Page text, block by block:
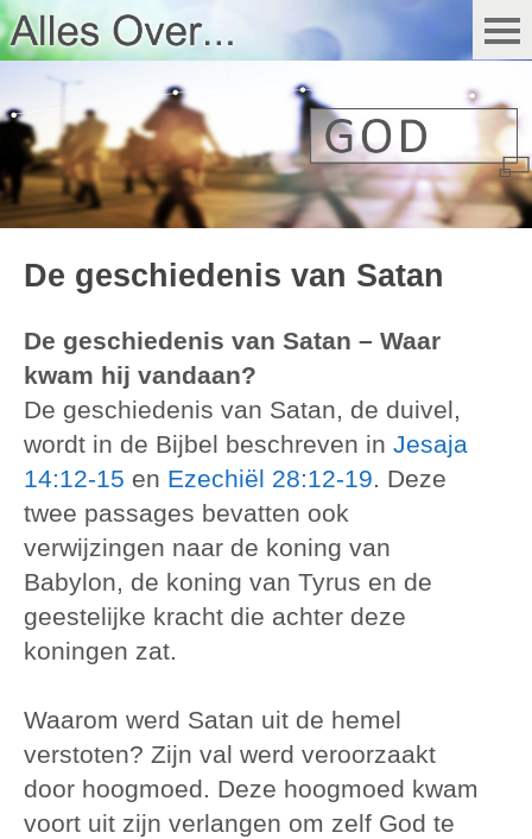
De geschiedenis van Satan
De geschiedenis van Satan – Waar
kwam hij vandaan?
De geschiedenis van Satan, de duivel,
wordt in de Bijbel beschreven in Jesaja
14:12-15 en Ezechiël 28:12-19. Deze
twee passages bevatten ook
verwijzingen naar de koning van
Babylon, de koning van Tyrus en de
geestelijke kracht die achter deze
koningen zat.
Waarom werd Satan uit de hemel
verstoten? Zijn val werd veroorzaakt
door hoogmoed. Deze hoogmoed kwam
voort uit zijn verlangen om zelf God te